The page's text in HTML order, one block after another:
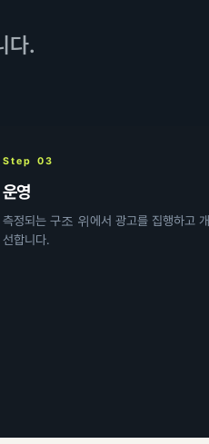
다.
Step 03
운영
측정되는 구조 위에서 광고를 집행하고 개
선합니다.